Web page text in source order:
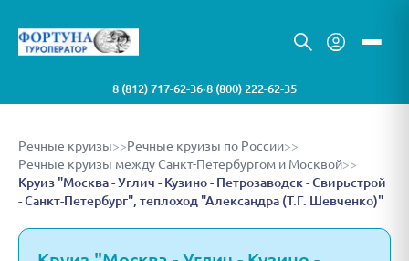
8 (812) 717-62-36•8 (800) 222-62-35
Речные круизы>>Речные круизы по России>>
Речные круизы между Санкт-Петербургом и Москвой>>
Круиз "Москва - Углич - Кузино - Петрозаводск - Свирьстрой
- Санкт-Петербург", теплоход "Александра (Т.Г. Шевченко)"